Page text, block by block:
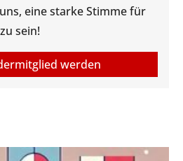
eine starke Stimme für
sein!
werden